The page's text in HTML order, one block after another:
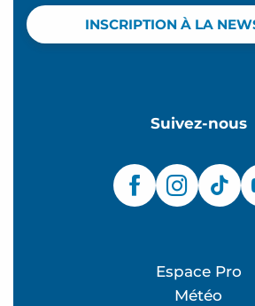
INSCRIPTION À LA
Suivez-nous
Espace Pro
Météo